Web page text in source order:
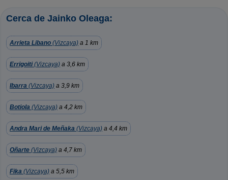
Cerca de Jainko Oleaga:
Arrieta Libano (Vizcaya) a 1 km
Errigoiti(Vizcaya) a 3,6 km
Ibarra (Vizcaya) a 3,9 km
Botiola (Vizcaya) a 4,2 km
Andra Mari de Meñaka (Vizcaya) a 4,4 km
Oñarte (Vizcaya) a 4,7 km
Fika (Vizcaya) a 5,5 km